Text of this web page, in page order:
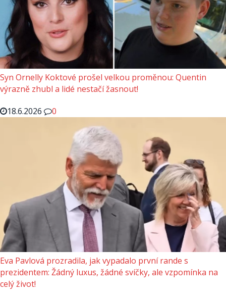
Syn Ornelly Koktové prošel velkou proměnou: Quentin
výrazně zhubl a lidé nestačí žasnout!
18.6.2026
0
Eva Pavlová prozradila, jak vypadalo první rande s
prezidentem: Žádný luxus, žádné svíčky, ale vzpomínka na
celý život!